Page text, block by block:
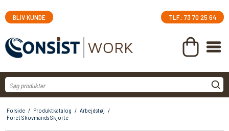
BLIV KUNDE TLF.: 73 70 25 64
Forside / Produktkatalog / Arbejdstøj /
Foret Skovmands Skjorte